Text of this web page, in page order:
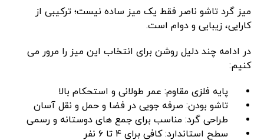
میز گرد تاشو ناصر فقط یک میز ساده نیست؛ ترکیبی از
کارایی، زیبایی و دوام است.
در ادامه چند دلیل روشن برای انتخاب این میز را مرور می‌
کنیم:
پایه فلزی مقاوم: عمر طولانی و استحکام بالا
تاشو بودن: صرفه‌ جویی در فضا و حمل ‌و نقل آسان
طراحی گرد: مناسب برای جمع‌ های دوستانه و رسمی
سطح استاندارد: کافی برای ۴ تا ۶ نفر